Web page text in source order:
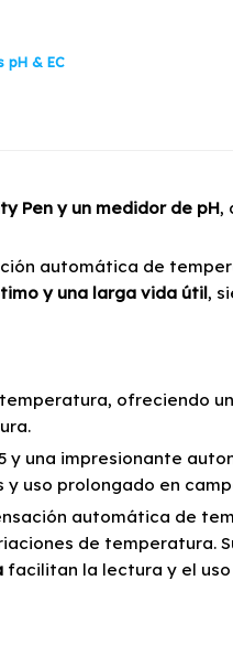
pH & EC
Pen y un medidor de pH,
automática de
y una larga vida útil,
ofreciendo
una impresionante
uso prolongado en
automática de
de temperatura.
facilitan la lectura y el